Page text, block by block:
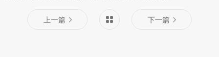
上一篇 下一篇